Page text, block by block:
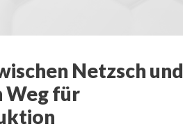
Netzsch und
Weg für